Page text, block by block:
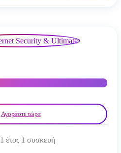
Αγοράστε τώρα
1 έτος 1 συσκευή